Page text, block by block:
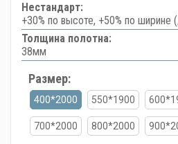
Нестандарт:
+30% по высоте, +50% по
Толщина полотна:
38мм
Размер:
400*2000 550*1900
700*2000 800*2000